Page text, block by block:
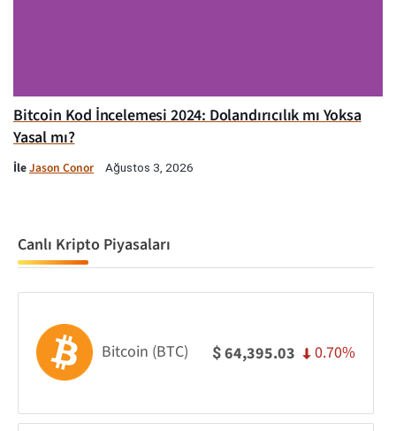
Bitcoin Kod İncelemesi 2024: Dolandırıcılık mı Yoksa
Yasal mı?
İleJason Conor Ağustos 3, 2026
Canlı Kripto Piyasaları
Bitcoin (BTC) $64,395.03 0.70%